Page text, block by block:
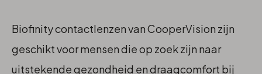
Biofinity contactlenzen van CooperVision zijn
geschikt voor mensen die op zoek zijn naar
uitstekende gezondheid en draagcomfort bij